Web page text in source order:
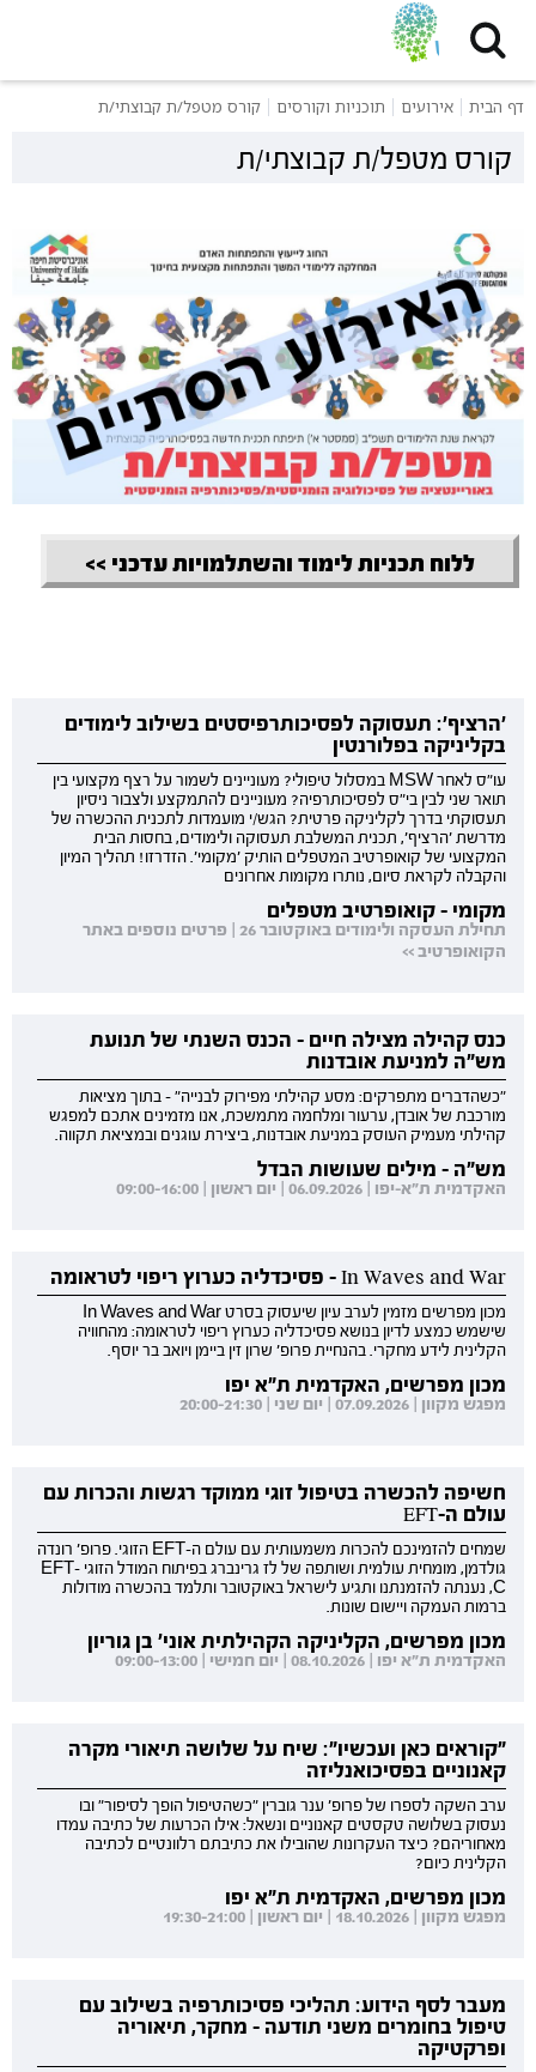
דף הבית אירועים תוכניות וקורסים קורס מטפל/ת קבוצתי/ת
קורס מטפל/ת קבוצתי/ת
ללוח תכניות לימוד והשתלמויות עדכני >>
'הרציף': תעסוקה לפסיכותרפיסטים בשילוב לימודים
בקליניקה בפלורנטין
עו"ס לאחר MSW במסלול טיפולי? מעוניינים לשמור על רצף מקצועי בין
תואר שני לבין בי"ס לפסיכותרפיה? מעוניינים להתמקצע ולצבור ניסיון
תעסוקתי בדרך לקליניקה פרטית? הגש/י מועמדות לתכנית ההכשרה של
מדרשת 'הרציף', תכנית המשלבת תעסוקה ולימודים, בחסות הבית
המקצועי של קואופרטיב המטפלים הותיק 'מקומי'. הזדרזו! תהליך המיון
והקבלה לקראת סיום, נותרו מקומות אחרונים
מקומי - קואופרטיב מטפלים
תחילת העסקה ולימודים באוקטובר 26 | פרטים נוספים באתר
הקואופרטיב >>
כנס קהילה מצילה חיים - הכנס השנתי של תנועת
מש"ה למניעת אובדנות
"כשהדברים מתפרקים: מסע קהילתי מפירוק לבנייה" - בתוך מציאות
מורכבת של אובדן, ערעור ומלחמה מתמשכת, אנו מזמינים אתכם למפגש
קהילתי מעמיק העוסק במניעת אובדנות, ביצירת עוגנים ובמציאת תקווה.
מש"ה - מילים שעושות הבדל
האקדמית ת"א-יפו | 06.09.2026 | יום ראשון | 09:00-16:00
In Waves and War - פסיכדליה כערוץ ריפוי לטראומה
מכון מפרשים מזמין לערב עיון שיעסוק בסרט In Waves and War
שישמש כמצע לדיון בנושא פסיכדליה כערוץ ריפוי לטראומה: מהחוויה
הקלינית לידע מחקרי. בהנחיית פרופ' שרון זין ביימן ויואב בר יוסף.
מכון מפרשים, האקדמית ת"א יפו
מפגש מקוון | 07.09.2026 | יום שני | 20:00-21:30
חשיפה להכשרה בטיפול זוגי ממוקד רגשות והכרות עם
עולם ה-EFT
שמחים להזמינכם להכרות משמעותית עם עולם ה-EFT הזוגי. פרופ' רונדה
גולדמן, מומחית עולמית ושותפה של לז גרינברג בפיתוח המודל הזוגי EFT-
C, נענתה להזמנתנו ותגיע לישראל באוקטובר ותלמד בהכשרה מודולות
ברמות העמקה ויישום שונות.
מכון מפרשים, הקליניקה הקהילתית אוני' בן גוריון
האקדמית ת"א יפו | 08.10.2026 | יום חמישי | 09:00-13:00
"קוראים כאן ועכשיו": שיח על שלושה תיאורי מקרה
קאנוניים בפסיכואנליזה
ערב השקה לספרו של פרופ' ענר גוברין "כשהטיפול הופך לסיפור" ובו
נעסוק בשלושה טקסטים קאנוניים ונשאל: אילו הכרעות של כתיבה עמדו
מאחוריהם? כיצד העקרונות שהובילו את כתיבתם רלוונטיים לכתיבה
הקלינית כיום?
מכון מפרשים, האקדמית ת"א יפו
מפגש מקוון | 18.10.2026 | יום ראשון | 19:30-21:00
מעבר לסף הידוע: תהליכי פסיכותרפיה בשילוב עם
טיפול בחומרים משני תודעה - מחקר, תיאוריה
ופרקטיקה